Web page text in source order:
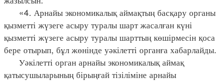
«4. Арнайы экономикалық аймақтың басқару органы
қызметті жүзеге асыру туралы шарт жасалған күні
қызметті жүзеге асыру туралы шарттың көшірмесін қоса
бере отырып, бұл жөнінде уәкілетті органға хабарлайды.
Уәкілетті орган арнайы экономикалық аймақ
қатысушыларының бірыңғай тізіліміне арнайы